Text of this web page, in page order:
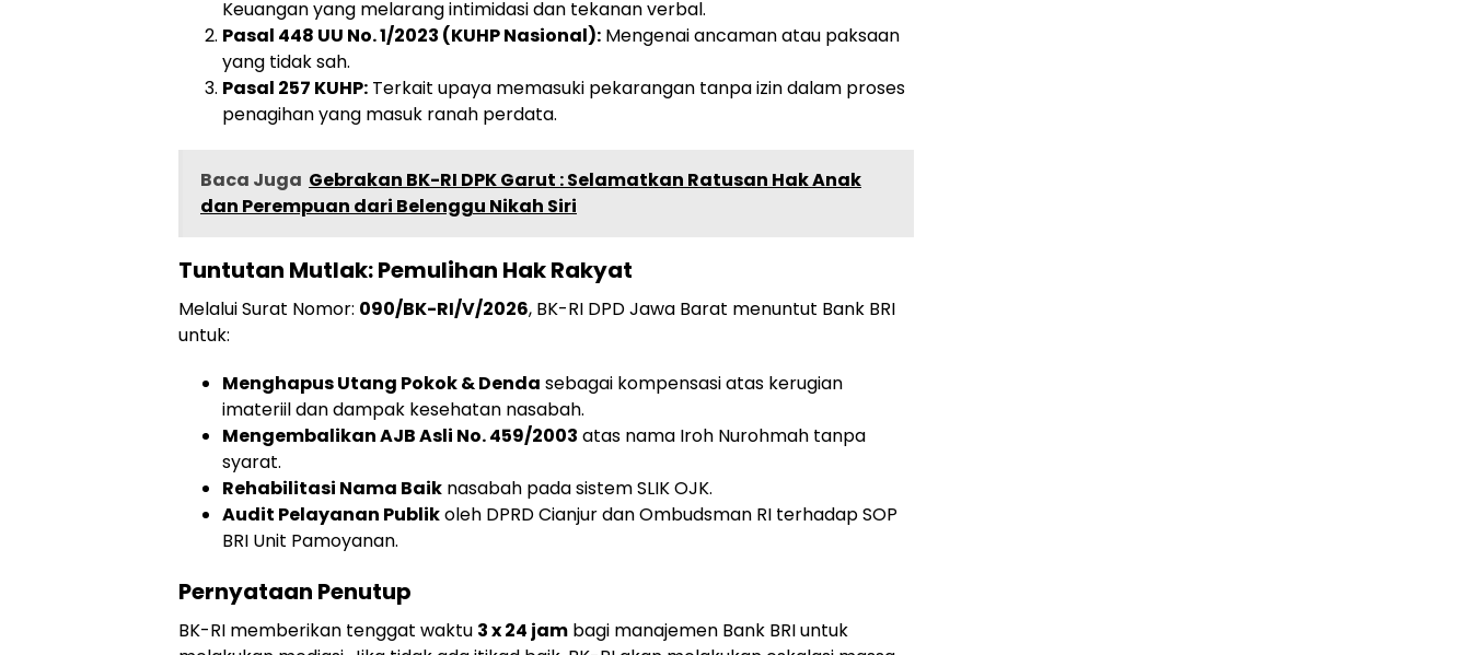
Keuangan yang melarang intimidasi dan tekanan verbal.
Pasal 448 UU No. 1/2023 (KUHP Nasional): Mengenai ancaman atau paksaan
yang tidak sah.
Pasal 257 KUHP: Terkait upaya memasuki pekarangan tanpa izin dalam proses
penagihan yang masuk ranah perdata.
Baca Juga Gebrakan BK-RI DPK Garut : Selamatkan Ratusan Hak Anak
dan Perempuan dari Belenggu Nikah Siri
Tuntutan Mutlak: Pemulihan Hak Rakyat
​Melalui Surat Nomor: 090/BK-RI/V/2026, BK-RI DPD Jawa Barat menuntut Bank BRI
untuk:
Menghapus Utang Pokok & Denda sebagai kompensasi atas kerugian
imateriil dan dampak kesehatan nasabah.
Mengembalikan AJB Asli No. 459/2003 atas nama Iroh Nurohmah tanpa
syarat.
Rehabilitasi Nama Baik nasabah pada sistem SLIK OJK.
Audit Pelayanan Publikoleh DPRD Cianjur dan Ombudsman RI terhadap SOP
BRI Unit Pamoyanan.
Pernyataan Penutup
​BK-RI memberikan tenggat waktu 3 x 24 jam bagi manajemen Bank BRI untuk